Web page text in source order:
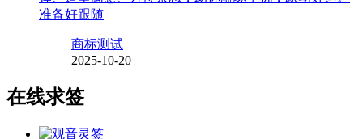
准备好跟随
商标测试
2025-10-20
在线求签